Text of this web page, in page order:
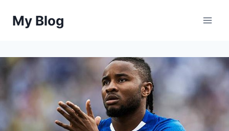
My Blog